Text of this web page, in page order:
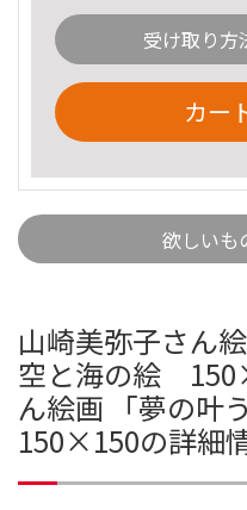
受け取り方
カー
欲しいも
山崎美弥子さん
空と海の絵
ん絵画 「夢の叶
150×150の詳細